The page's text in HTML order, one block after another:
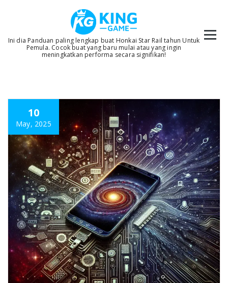
Ini dia Panduan paling lengkap buat Honkai Star Rail tahun Untuk
Pemula. Cocok buat yang baru mulai atau yang ingin
meningkatkan performa secara signifikan!
10
May, 2025